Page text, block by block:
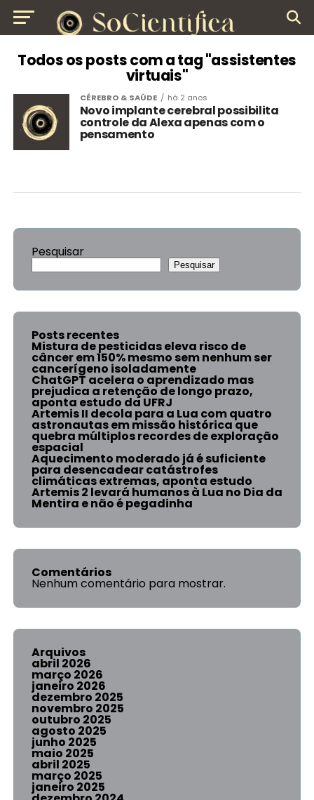
Todos os posts com a tag "assistentes
virtuais"
CÉREBRO & SAÚDE há 2 anos
Novo implante cerebral possibilita
controle da Alexa apenas com o
pensamento
Pesquisar
Pesquisar
Posts recentes
Mistura de pesticidas eleva risco de
câncer em 150% mesmo sem nenhum ser
cancerígeno isoladamente
ChatGPT acelera o aprendizado mas
prejudica a retenção de longo prazo,
aponta estudo da UFRJ
Artemis II decola para a Lua com quatro
astronautas em missão histórica que
quebra múltiplos recordes de exploração
espacial
Aquecimento moderado já é suficiente
para desencadear catástrofes
climáticas extremas, aponta estudo
Artemis 2 levará humanos à Lua no Dia da
Mentira e não é pegadinha
Comentários
Nenhum comentário para mostrar.
Arquivos
abril 2026
março 2026
janeiro 2026
dezembro 2025
novembro 2025
outubro 2025
agosto 2025
junho 2025
maio 2025
abril 2025
março 2025
janeiro 2025